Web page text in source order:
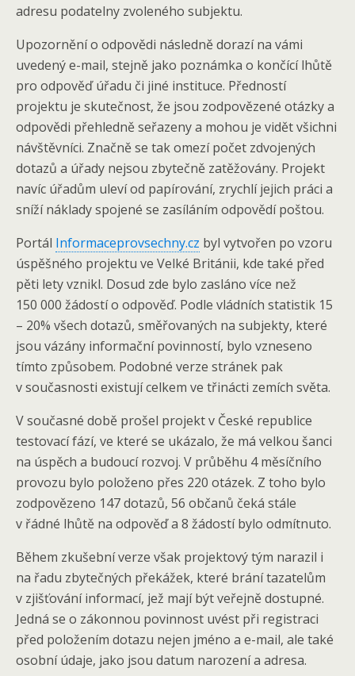
adresu podatelny zvoleného subjektu.
Upozornění o odpovědi následně dorazí na vámi
uvedený e-mail, stejně jako poznámka o končící lhůtě
pro odpověď úřadu či jiné instituce. Předností
projektu je skutečnost, že jsou zodpovězené otázky a
odpovědi přehledně seřazeny a mohou je vidět všichni
návštěvníci. Značně se tak omezí počet zdvojených
dotazů a úřady nejsou zbytečně zatěžovány. Projekt
navíc úřadům uleví od papírování, zrychlí jejich práci a
sníží náklady spojené se zasíláním odpovědí poštou.
Portál Informaceprovsechny.cz byl vytvořen po vzoru
úspěšného projektu ve Velké Británii, kde také před
pěti lety vznikl. Dosud zde bylo zasláno více než
150 000 žádostí o odpověď. Podle vládních statistik 15
– 20% všech dotazů, směřovaných na subjekty, které
jsou vázány informační povinností, bylo vzneseno
tímto způsobem. Podobné verze stránek pak
v současnosti existují celkem ve třinácti zemích světa.
V současné době prošel projekt v České republice
testovací fází, ve které se ukázalo, že má velkou šanci
na úspěch a budoucí rozvoj. V průběhu 4 měsíčního
provozu bylo položeno přes 220 otázek. Z toho bylo
zodpovězeno 147 dotazů, 56 občanů čeká stále
v řádné lhůtě na odpověď a 8 žádostí bylo odmítnuto.
Během zkušební verze však projektový tým narazil i
na řadu zbytečných překážek, které brání tazatelům
v zjišťování informací, jež mají být veřejně dostupné.
Jedná se o zákonnou povinnost uvést při registraci
před položením dotazu nejen jméno a e-mail, ale také
osobní údaje, jako jsou datum narození a adresa.